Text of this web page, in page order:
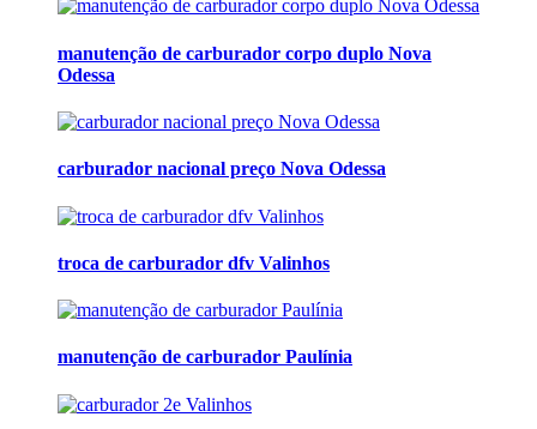
manutenção de carburador corpo duplo Nova
Odessa
carburador nacional preço Nova Odessa
troca de carburador dfv Valinhos
manutenção de carburador Paulínia